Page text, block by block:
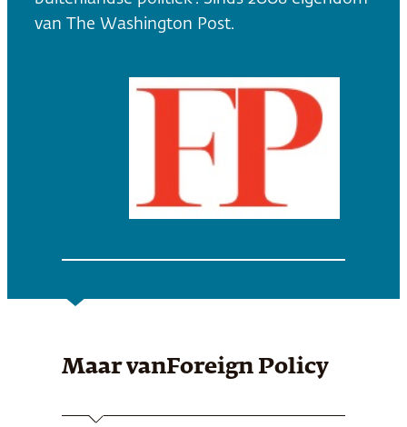
van The Washington Post.
Maar vanForeign Policy